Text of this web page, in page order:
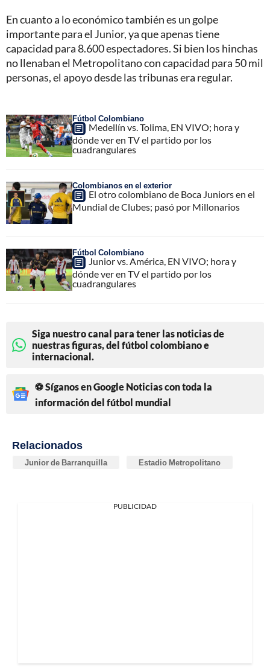
En cuanto a lo económico también es un golpe
importante para el Junior, ya que apenas tiene
capacidad para 8.600 espectadores. Si bien los hinchas
no llenaban el Metropolitano con capacidad para 50 mil
personas, el apoyo desde las tribunas era regular.
Fútbol Colombiano
Medellín vs. Tolima, EN VIVO; hora y
dónde ver en TV el partido por los
cuadrangulares
Colombianos en el exterior
El otro colombiano de Boca Juniors en el
Mundial de Clubes; pasó por Millonarios
Fútbol Colombiano
Junior vs. América, EN VIVO; hora y
dónde ver en TV el partido por los
cuadrangulares
Siga nuestro canal para tener las noticias de
nuestras figuras, del fútbol colombiano e
internacional.
⚽ Síganos en Google Noticias con toda la
información del fútbol mundial
Relacionados
Junior de Barranquilla Estadio Metropolitano
PUBLICIDAD